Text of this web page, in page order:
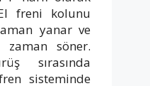
freni kolunu
yanar ve
zaman söner.
sırasında
sisteminde